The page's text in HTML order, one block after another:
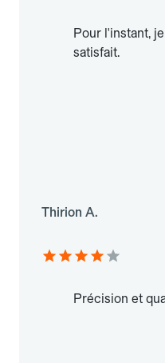
Pour l'instant,
satisfait.
Thirion A.
Précision et